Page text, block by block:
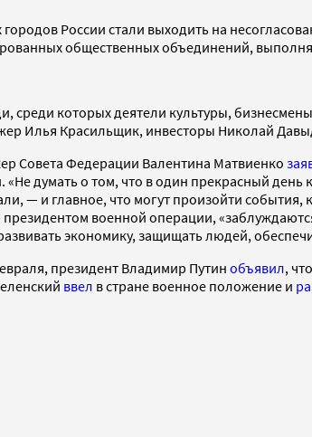
России стали выходить на
общественных объединений,
среди которых деятели культуры,
Илья Красильщик, инвесторы Николай
Совета Федерации Валентина Матвиенко
«Не думать о том, что в один прекрасный
— и главное, что могут произойти события,
военной операции,
экономику, защищать людей,
президент Владимир Путин объявил,
ввел в стране военное положение и